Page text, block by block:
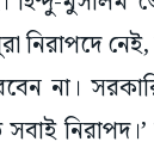
নিরাপদে
না।